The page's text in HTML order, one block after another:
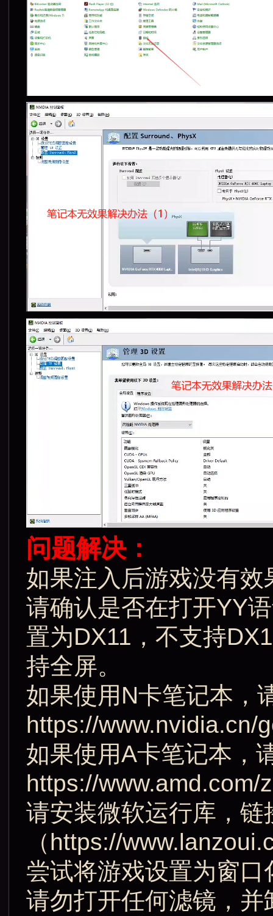
问题解决：
如果注入后游戏没有效
请确认是否在打开YY
置为DX11，不支持
持全屏。
如果使用N卡笔记本，
https://www.nvidia.cn/
如果使用A卡笔记本，
https://www.amd.com/
请安装微软运行库，
（https://
尝试将游戏设置为窗
请勿打开任何滤镜，并